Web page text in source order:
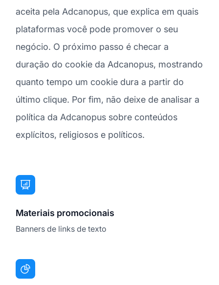
aceita pela Adcanopus, que explica em quais
plataformas você pode promover o seu
negócio. O próximo passo é checar a
duração do cookie da Adcanopus, mostrando
quanto tempo um cookie dura a partir do
último clique. Por fim, não deixe de analisar a
política da Adcanopus sobre conteúdos
explícitos, religiosos e políticos.
Materiais promocionais
Banners de links de texto